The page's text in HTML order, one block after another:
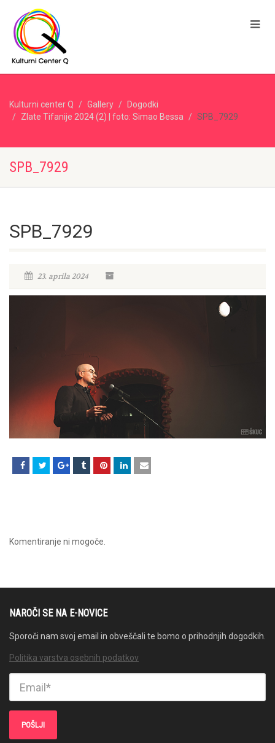
Kulturni center Q Gallery
Dogodki
Zlate Tifanije 2024 (2) | foto: Simao Bessa
SPB_7929
SPB_7929
SPB_7929
23. aprila 2024
Komentiranje ni mogoče.
NAROČI SE NA E-NOVICE
Sporoči nam svoj email in obveščali te bomo o prihodnjih dogodkih.
Politika varstva osebnih podatkov